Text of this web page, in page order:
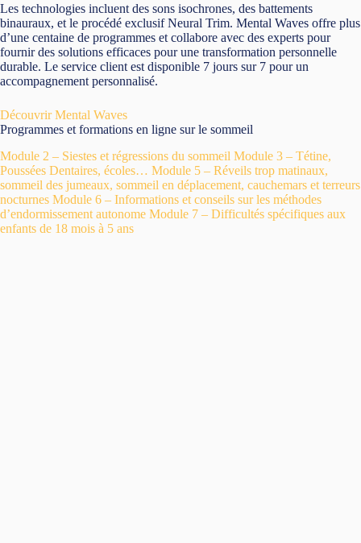
Les technologies incluent des sons isochrones, des battements
binauraux, et le procédé exclusif Neural Trim. Mental Waves offre plus
d’une centaine de programmes et collabore avec des experts pour
fournir des solutions efficaces pour une transformation personnelle
durable. Le service client est disponible 7 jours sur 7 pour un
accompagnement personnalisé.
Découvrir Mental Waves
Programmes et formations en ligne sur le sommeil
Module 2 – Siestes et régressions du sommeil Module 3 – Tétine,
Poussées Dentaires, écoles… Module 5 – Réveils trop matinaux,
sommeil des jumeaux, sommeil en déplacement, cauchemars et terreurs
nocturnes Module 6 – Informations et conseils sur les méthodes
d’endormissement autonome Module 7 – Difficultés spécifiques aux
enfants de 18 mois à 5 ans